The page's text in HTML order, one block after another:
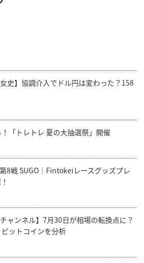
史】協調介入でドル円は変わった？158
「トレトレ 夏の大抽選祭」開催
8戦 SUGO｜Fintokeiレースグッズプレ
ャンネル】7月30日が相場の転換点に？
ットコインを分析